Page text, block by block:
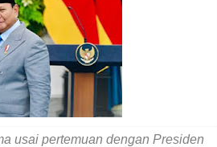
usai pertemuan dengan Presiden